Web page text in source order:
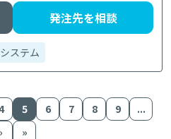
発注先を相談
ステム
5 6 7 8 9
...
›
»